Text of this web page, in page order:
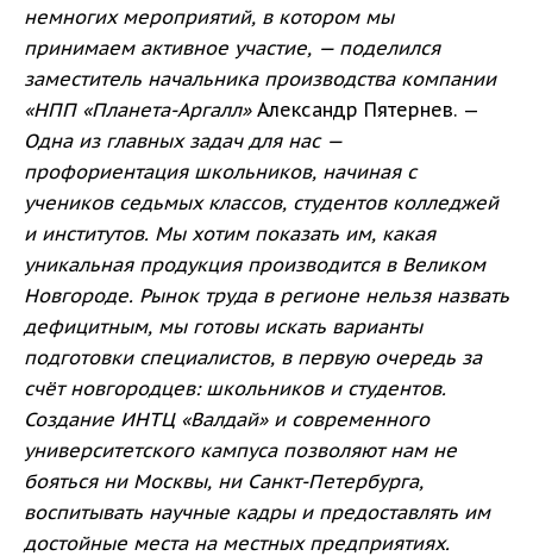
немногих мероприятий, в котором мы
принимаем активное участие, — поделился
заместитель начальника производства компании
«НПП «Планета-Аргалл»Александр Пятернев. —
Одна из главных задач для нас —
профориентация школьников, начиная с
учеников седьмых классов, студентов колледжей
и институтов. Мы хотим показать им, какая
уникальная продукция производится в Великом
Новгороде. Рынок труда в регионе нельзя назвать
дефицитным, мы готовы искать варианты
подготовки специалистов, в первую очередь за
счёт новгородцев: школьников и студентов.
Создание ИНТЦ «Валдай» и современного
университетского кампуса позволяют нам не
бояться ни Москвы, ни Санкт-Петербурга,
воспитывать научные кадры и предоставлять им
достойные места на местных предприятиях.